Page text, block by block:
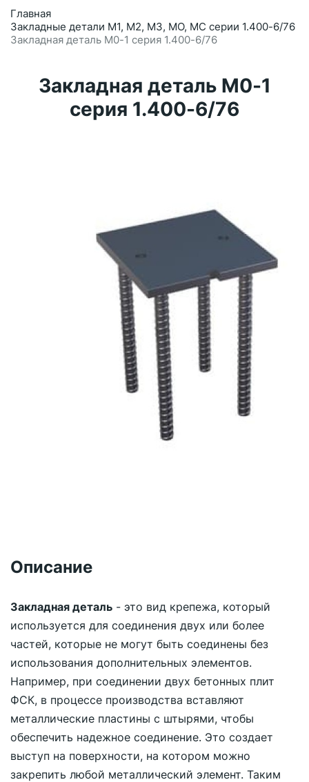
Главная
Закладные детали М1, М2, М3, МО, МС серии 1.400-6/76
Закладная деталь М0-1 серия 1.400-6/76
Закладная деталь М0-1
серия 1.400-6/76
Описание
Закладная деталь - это вид крепежа, который
используется для соединения двух или более
частей, которые не могут быть соединены без
использования дополнительных элементов.
Например, при соединении двух бетонных плит
ФСК, в процессе производства вставляют
металлические пластины с штырями, чтобы
обеспечить надежное соединение. Это создает
выступ на поверхности, на котором можно
закрепить любой металлический элемент. Таким